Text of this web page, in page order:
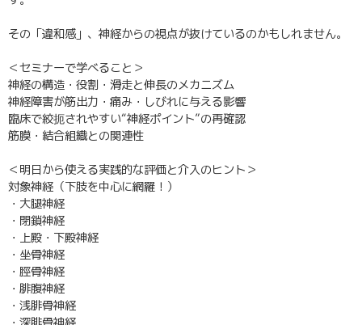
その「違和感」、神経からの視点が抜けているのかもしれません。
＜セミナーで学べること＞
神経の構造・役割・滑走と伸長のメカニズム
神経障害が筋出力・痛み・しびれに与える影響
臨床で絞扼されやすい“神経ポイント”の再確認
筋膜・結合組織との関連性
＜明日から使える実践的な評価と介入のヒント＞
対象神経（下肢を中心に網羅！）
・大腿神経
・閉鎖神経
・上殿・下殿神経
・坐骨神経
・脛骨神経
・腓腹神経
・浅腓骨神経